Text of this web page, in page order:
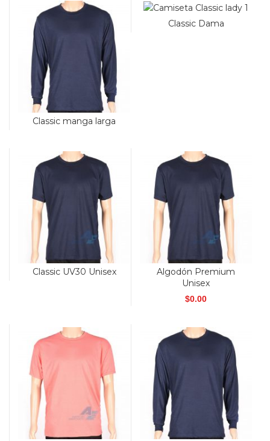
Classic manga larga
Classic Dama
Classic UV30 Unisex
Algodón Premium
Unisex
$0.00